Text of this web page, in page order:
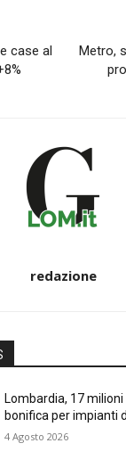
case al
Metro,
redazione
Lombardia, 17
bonifica per impianti
4 Agosto 2026